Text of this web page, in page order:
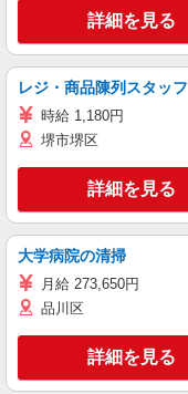
詳細を見る
レジ・商品陳列スタッフ
時給 1,180円
堺市堺区
詳細を見る
大学病院の清掃
月給 273,650円
品川区
詳細を見る